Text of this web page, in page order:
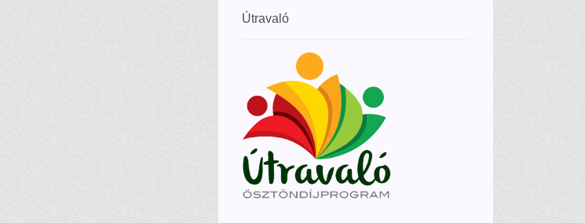
Útravaló